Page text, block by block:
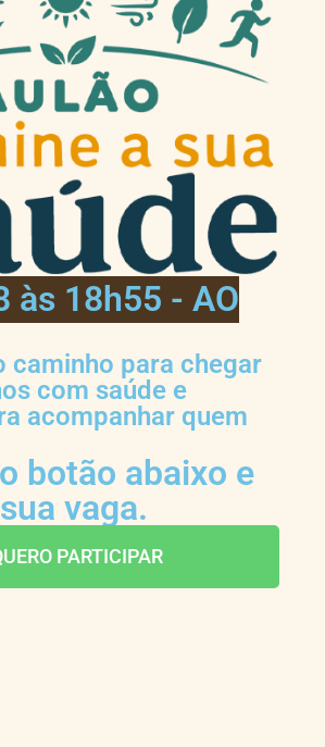
às 18h55 - AO
caminho para chegar
com saúde e
acompanhar quem
botão abaixo e
vaga.
PARTICIPAR